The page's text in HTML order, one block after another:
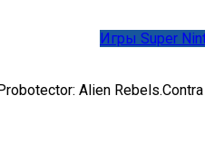
Игры Super
Alien